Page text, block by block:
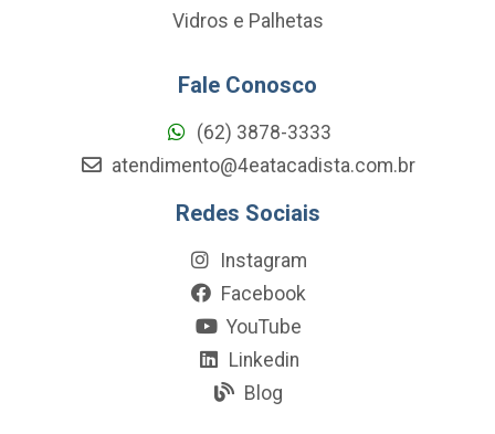
Vidros e Palhetas
Fale Conosco
(62) 3878-3333
atendimento@4eatacadista.com.br
Redes Sociais
Instagram
Facebook
YouTube
Linkedin
Blog